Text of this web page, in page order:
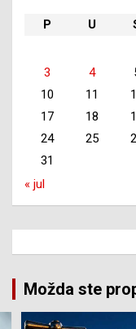
P
U
3
4
10
11
17
18
24
25
31
« jul
Možda ste